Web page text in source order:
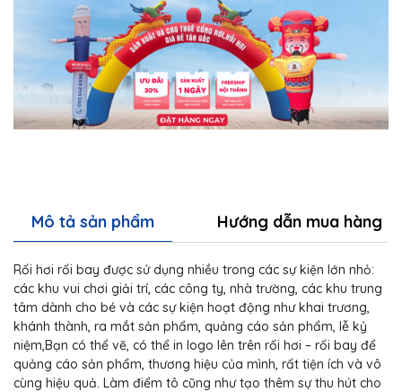
Mô tả sản phẩm Hướng dẫn mua hàng
Rối hơi rối bay được sử dụng nhiều trong các sự kiện lớn nhỏ:
các khu vui chơi giải trí, các công ty, nhà trường, các khu trung
tâm dành cho bé và các sự kiện hoạt động như khai trương,
khánh thành, ra mắt sản phẩm, quảng cáo sản phẩm, lễ kỷ
niệm,Bạn có thể vẽ, có thể in logo lên trên rối hơi – rối bay để
quảng cáo sản phẩm, thương hiệu của mình, rất tiện ích và vô
cùng hiệu quả. Làm điểm tô cũng như tạo thêm sự thu hút cho